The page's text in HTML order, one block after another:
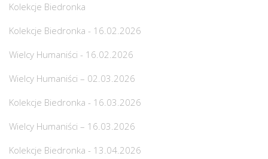
Kolekcje Biedronka
Kolekcje Biedronka - 16.02.2026
Wielcy Humaniści - 16.02.2026
Wielcy Humaniści – 02.03.2026
Kolekcje Biedronka - 16.03.2026
Wielcy Humaniści – 16.03.2026
Kolekcje Biedronka - 13.04.2026